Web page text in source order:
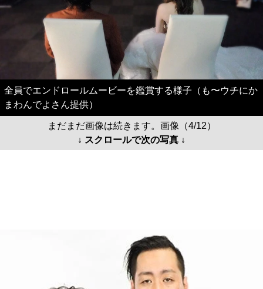
全員でエンドロールムービーを鑑賞する様子（も〜ウチにか
まわんでよさん提供）
まだまだ画像は続きます。画像（4/12）
↓ スクロールで次の写真 ↓